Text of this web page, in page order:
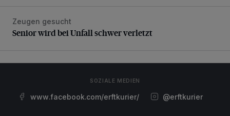
Senior wird bei Unfall schwer verletzt
Zeugen gesucht
Senior wird bei Unfall schwer verletzt
SOZIALE MEDIEN
www.facebook.com/erftkurier/ @erftkurier